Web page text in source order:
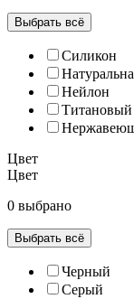
Выбрать всё
Силикон
Нейлон
Титановый
Цвет
Цвет
0 выбрано
Выбрать всё
Черный
Серый